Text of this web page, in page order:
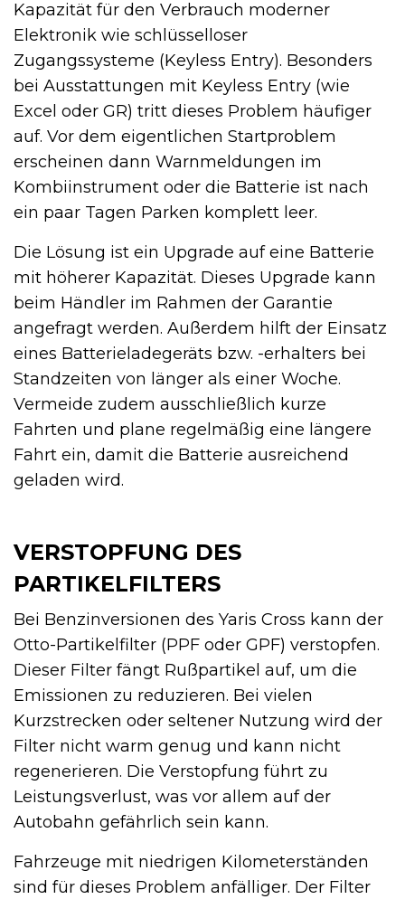
Kapazität für den Verbrauch moderner
Elektronik wie schlüsselloser
Zugangssysteme (Keyless Entry). Besonders
bei Ausstattungen mit Keyless Entry (wie
Excel oder GR) tritt dieses Problem häufiger
auf. Vor dem eigentlichen Startproblem
erscheinen dann Warnmeldungen im
Kombiinstrument oder die Batterie ist nach
ein paar Tagen Parken komplett leer.
Die Lösung ist ein Upgrade auf eine Batterie
mit höherer Kapazität. Dieses Upgrade kann
beim Händler im Rahmen der Garantie
angefragt werden. Außerdem hilft der Einsatz
eines Batterieladegeräts bzw. -erhalters bei
Standzeiten von länger als einer Woche.
Vermeide zudem ausschließlich kurze
Fahrten und plane regelmäßig eine längere
Fahrt ein, damit die Batterie ausreichend
geladen wird.
VERSTOPFUNG DES
PARTIKELFILTERS
Bei Benzinversionen des Yaris Cross kann der
Otto-Partikelfilter (PPF oder GPF) verstopfen.
Dieser Filter fängt Rußpartikel auf, um die
Emissionen zu reduzieren. Bei vielen
Kurzstrecken oder seltener Nutzung wird der
Filter nicht warm genug und kann nicht
regenerieren. Die Verstopfung führt zu
Leistungsverlust, was vor allem auf der
Autobahn gefährlich sein kann.
Fahrzeuge mit niedrigen Kilometerständen
sind für dieses Problem anfälliger. Der Filter